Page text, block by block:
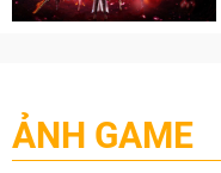
ẢNH GAME